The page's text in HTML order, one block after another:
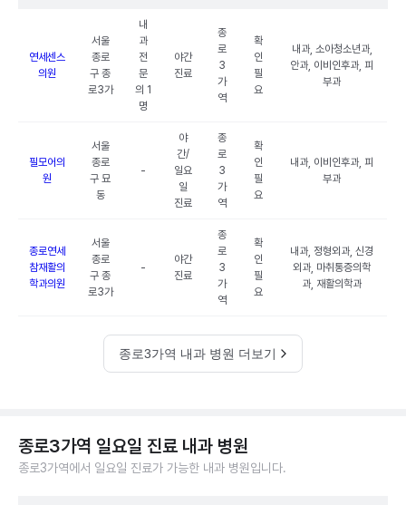
연세센스
의원
서울
종로
구 종
로3가
내
과
전
문
의 1
명
야간
진료
종
로
3
가
역
확
인
필
요
내과, 소아청소년과,
안과, 이비인후과, 피
부과
필모어의
원
서울
종로
구 묘
동
-
야
간/
일요
일
진료
종
로
3
가
역
확
인
필
요
내과, 이비인후과, 피
부과
종로연세
참재활의
학과의원
서울
종로
구 종
로3가
-
야간
진료
종
로
3
가
역
확
인
필
요
내과, 정형외과, 신경
외과, 마취통증의학
과, 재활의학과
종로3가역 내과 병원 더보기
종로3가역 일요일 진료 내과 병원
종로3가역에서 일요일 진료가 가능한 내과 병원입니다.